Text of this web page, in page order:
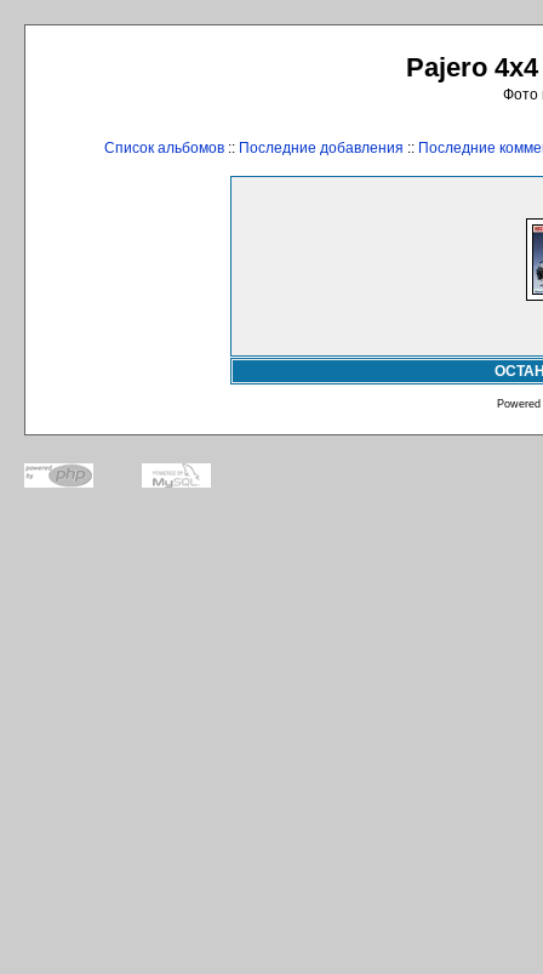
Pajero
Фото
Список альбомов :: Последние добавления :: Последние